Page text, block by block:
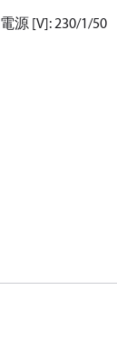
源 [V]: 230/1/50